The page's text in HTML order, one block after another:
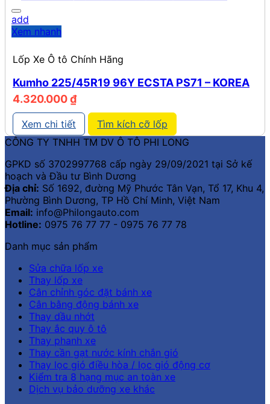
add
Xem nhanh
Lốp Xe Ô tô Chính Hãng
Kumho 225/45R19 96Y ECSTA PS71 – KOREA
4.320.000₫
Xem chi tiết
Tìm kích cỡ lốp
CÔNG TY TNHH TM DV Ô TÔ PHI LONG
GPKD số 3702997768 cấp ngày 29/09/2021 tại Sở kế
hoạch và Đầu tư Bình Dương
Địa chỉ: Số 1692, đường Mỹ Phước Tân Vạn, Tổ 17, Khu 4,
Phường Bình Dương, TP Hồ Chí Minh, Việt Nam
Email: info@Philongauto.com
Hotline: 0975 76 77 77 - 0975 76 77 78
Danh mục sản phẩm
Sửa chữa lốp xe
Thay lốp xe
Cân chỉnh góc đặt bánh xe
Cân bằng động bánh xe
Thay dầu nhớt
Thay ắc quy ô tô
Thay phanh xe
Thay cần gạt nước kính chắn gió
Thay lọc gió điều hòa / lọc gió động cơ
Kiểm tra 8 hạng mục an toàn xe
Dịch vụ bảo dưỡng xe khác